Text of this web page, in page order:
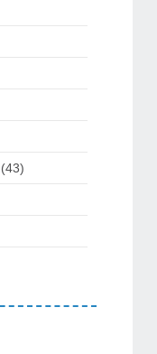
(43)